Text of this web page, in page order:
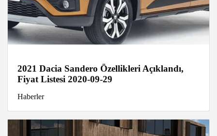
2021 Dacia Sandero Özellikleri Açıklandı,
Fiyat Listesi 2020-09-29
Haberler